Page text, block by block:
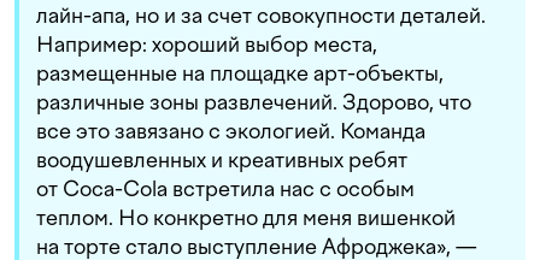
лайн-апа, но и за счет совокупности деталей.
Например: хороший выбор места,
размещенные на площадке арт-объекты,
различные зоны развлечений. Здорово, что
все это завязано с экологией. Команда
воодушевленных и креативных ребят
от Coca-Cola встретила нас с особым
теплом. Но конкретно для меня вишенкой
на торте стало выступление Афроджека», —